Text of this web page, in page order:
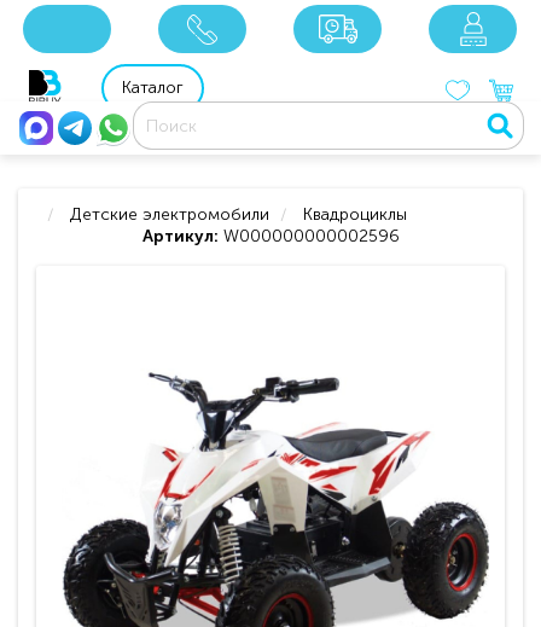
8 800 201 92 06
Каталог
Детские электромобили
Квадроциклы
Артикул: W000000000002596
xxx